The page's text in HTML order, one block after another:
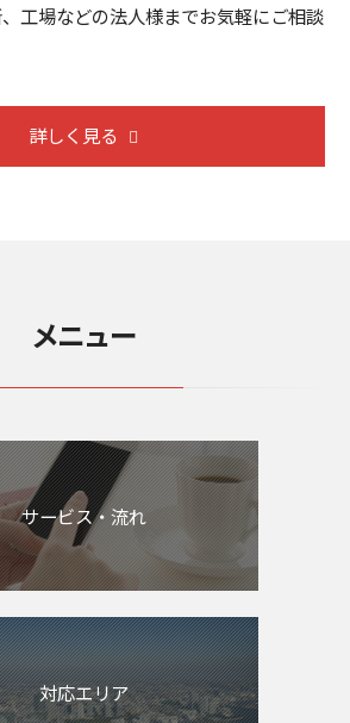
工場などの法人様までお気軽にご相談
詳しく見る
メニュー
サービス・流れ
対応エリア